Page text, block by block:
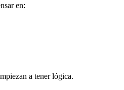
en:
a tener lógica.